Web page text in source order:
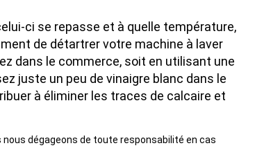
ci se repasse et à quelle température,
de détartrer votre machine à laver
dans le commerce, soit en utilisant une
juste un peu de vinaigre blanc dans le
à éliminer les traces de calcaire et
nous dégageons de toute responsabilité en cas